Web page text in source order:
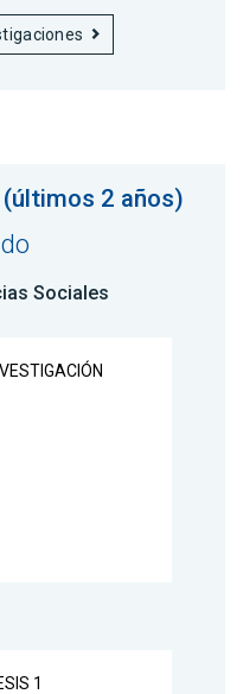
(últimos 2 años)
Sociales
1